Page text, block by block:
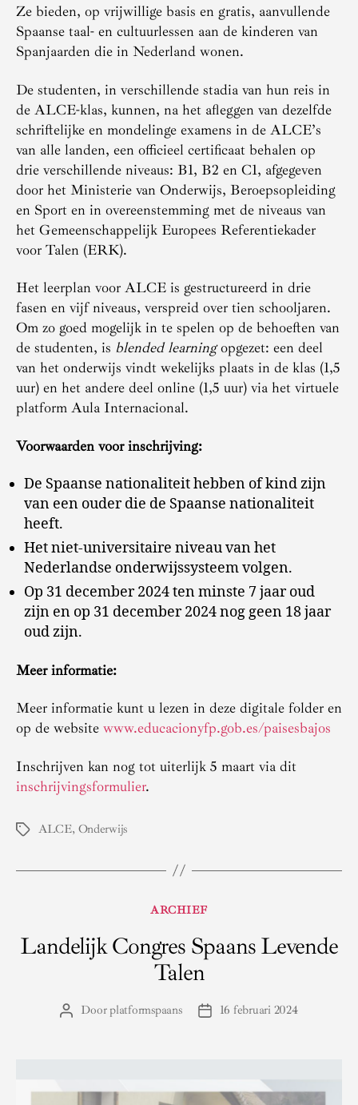
Ze bieden, op vrijwillige basis en gratis, aanvullende
Spaanse taal- en cultuurlessen aan de kinderen van
Spanjaarden die in Nederland wonen.
De studenten, in verschillende stadia van hun reis in
de ALCE-klas, kunnen, na het afleggen van dezelfde
schriftelijke en mondelinge examens in de ALCE’s
van alle landen, een officieel certificaat behalen op
drie verschillende niveaus: B1, B2 en C1, afgegeven
door het Ministerie van Onderwijs, Beroepsopleiding
en Sport en in overeenstemming met de niveaus van
het Gemeenschappelijk Europees Referentiekader
voor Talen (ERK).
Het leerplan voor ALCE is gestructureerd in drie
fasen en vijf niveaus, verspreid over tien schooljaren.
Om zo goed mogelijk in te spelen op de behoeften van
de studenten, is blended learningopgezet: een deel
van het onderwijs vindt wekelijks plaats in de klas (1,5
uur) en het andere deel online (1,5 uur) via het virtuele
platform Aula Internacional.
Voorwaarden voor inschrijving:
De Spaanse nationaliteit hebben of kind zijn
van een ouder die de Spaanse nationaliteit
heeft.
Het niet-universitaire niveau van het
Nederlandse onderwijssysteem volgen.
Op 31 december 2024 ten minste 7 jaar oud
zijn en op 31 december 2024 nog geen 18 jaar
oud zijn.
Meer informatie:
Meer informatie kunt u lezen in deze digitale folder en
op de website www.educacionyfp.gob.es/paisesbajos
Inschrijven kan nog tot uiterlijk 5 maart via dit
inschrijvingsformulier.
Tags ALCE, Onderwijs
Categorieën
ARCHIEF
Landelijk Congres Spaans Levende
Talen
Berichtauteur
Doorplatformspaans Berichtdatum
16 februari 2024